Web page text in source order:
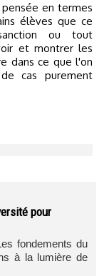
en termes
élèves que ce
ou tout
et montrer les
dans ce que l'on
cas purement
pour
fondements du
à la lumière de